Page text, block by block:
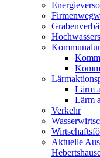
Lärm
Lärm
Verkehr
Aktuelle